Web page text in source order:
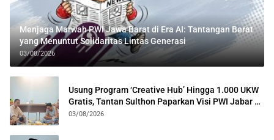
Menjaga Marwah PWI Jawa Barat di Era AI: Tantangan Berat
yang Menuntut Solidaritas Lintas Generasi
03/08/2026
Usung Program ‘Creative Hub’ Hingga 1.000 UKW
Gratis, Tantan Sulthon Paparkan Visi PWI Jabar di
Kota Bogor
03/08/2026